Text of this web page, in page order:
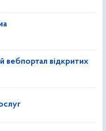
вебпортал відкритих